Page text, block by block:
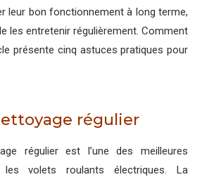
leur bon fonctionnement à long terme,
les entretenir régulièrement. Comment
présente cinq astuces pratiques pour
régulier
régulier est l’une des meilleures
les volets roulants électriques. La